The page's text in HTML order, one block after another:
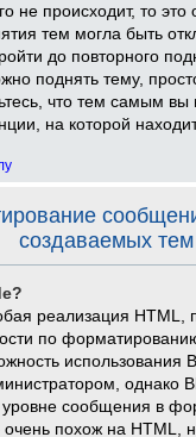
не происходит, то это
тем могла быть
до повторного
поднять тему,
что тем самым
на которой
создаваемых тем
реализация HTML,
по
использования
однако
уровне сообщения в
очень похож на HTML,